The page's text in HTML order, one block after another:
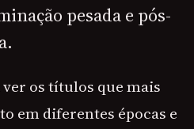
pesada e pós-
os títulos que mais
em diferentes épocas e